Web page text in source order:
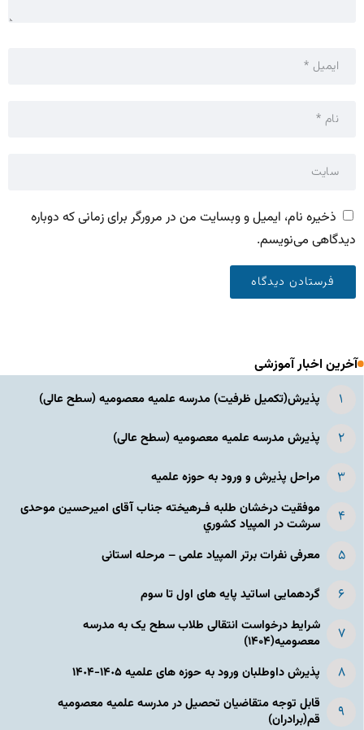
ذخیره نام، ایمیل و وبسایت من در مرورگر برای زمانی که دوباره
دیدگاهی می‌نویسم.
آخرین اخبار آموزشی
پذیرش(تکمیل ظرفیت) مدرسه علمیه معصومیه‌ (سطح عالی)
پذیرش مدرسه علمیه معصومیه‌ (سطح عالی)
مراحل پذیرش و ورود به حوزه علمیه
موفقیت درخشان طلبه فـرهیخته جناب آقای امیرحسین موحدی
سرشت در المپياد كشوري
معرفی نفرات برتر المپیاد علمی – مرحله استانی
گردهمایی اساتید پایه های اول تا سوم
شرایط درخواست انتقالی طلاب سطح یک به مدرسه
معصومیه(۱۴۰۴)
پذیرش داوطلبان ورود به حوزه های علمیه ١۴٠۵-١۴٠۴
قابل توجه متقاضیان تحصیل در مدرسه علمیه معصومیه
قم(برادران)